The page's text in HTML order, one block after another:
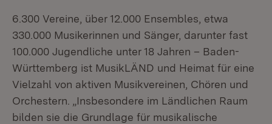
6.300 Vereine, über 12.000 Ensembles, etwa
330.000 Musikerinnen und Sänger, darunter fast
100.000 Jugendliche unter 18 Jahren – Baden-
Württemberg ist MusikLÄND und Heimat für eine
Vielzahl von aktiven Musikvereinen, Chören und
Orchestern. „Insbesondere im Ländlichen Raum
bilden sie die Grundlage für musikalische